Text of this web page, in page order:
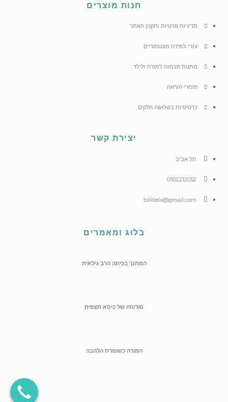
חנות מוצרים
מדיניות פרטיות ותקנון האתר
עזרי למידה מונטסוריים
מתנות חכמות למורה ולילד
חומרי הוראה
כרטיסיות בשלושה חלקים
יצירת קשר
תל אביב
0502212052
tslilsela@gmail.com
בלוג ומאמרים
המחנך בכיתה הרב גילאית
סודותיו של כיסא תצפית
המורה כשומרת הלהבה